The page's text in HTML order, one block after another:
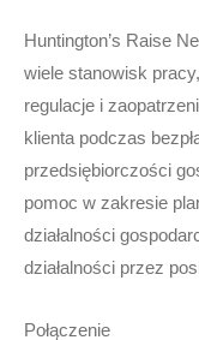
Huntington’s Raise
wiele stanowisk
regulacje i
klienta podczas
przedsiębiorczości
pomoc w zakresie
działalności
działalności przez
Połączenie